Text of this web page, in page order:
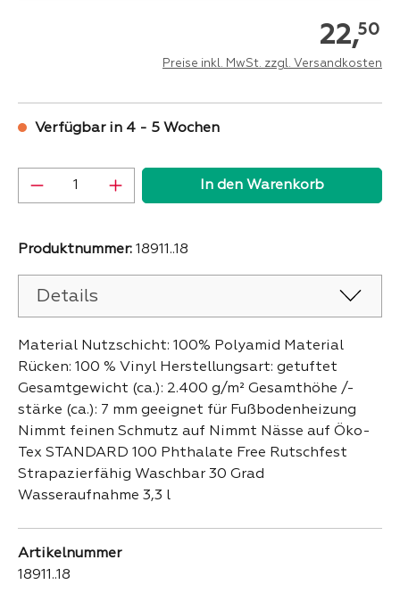
22,50
Preise inkl. MwSt. zzgl. Versandkosten
Verfügbar in 4 - 5 Wochen
Produkt Anzahl: Gib den gewünschten
In den Warenkorb
Produktnummer: 18911..18
Details
Material Nutzschicht: 100% Polyamid Material
Rücken: 100 % Vinyl Herstellungsart: getuftet
Gesamtgewicht (ca.): 2.400 g/m² Gesamthöhe /-
stärke (ca.): 7 mm geeignet für Fußbodenheizung
Nimmt feinen Schmutz auf Nimmt Nässe auf Öko-
Tex STANDARD 100 Phthalate Free Rutschfest
Strapazierfähig Waschbar 30 Grad
Wasseraufnahme 3,3 l
Artikelnummer
18911..18